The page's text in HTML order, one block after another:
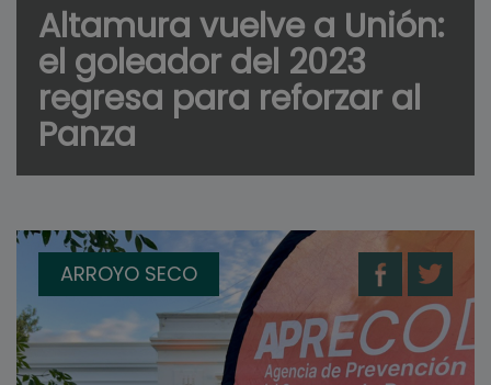
Altamura vuelve a Unión:
el goleador del 2023
regresa para reforzar al
Panza
ARROYO SECO